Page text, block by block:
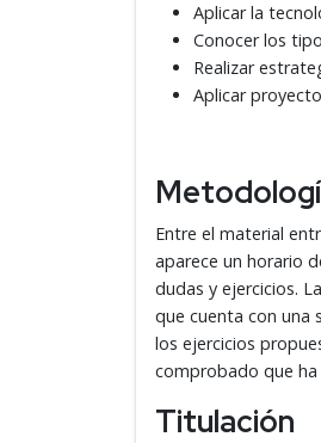
Aplicar la
Conocer los
Realizar
Aplicar
Entre el material
aparece un horario
dudas y ejercicios.
que cuenta con una
los ejercicios
comprobado que
Titulación